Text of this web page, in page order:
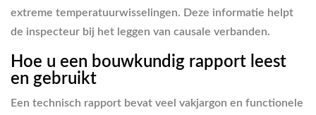
extreme temperatuurwisselingen. Deze informatie helpt
de inspecteur bij het leggen van causale verbanden.
Hoe u een bouwkundig rapport leest
en gebruikt
Een technisch rapport bevat veel vakjargon en functionele